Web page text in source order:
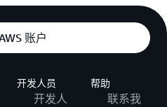
账户
开发人员
开发人
帮助
联系我